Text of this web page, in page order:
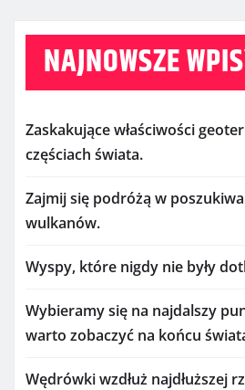
NAJNOWSZE
Zaskakujące właściwości
częściach świata.
Zajmij się podróżą w
wulkanów.
Wyspy, które nigdy nie były
Wybieramy się na najdalszy
warto zobaczyć na końcu
Wędrówki wzdłuż najdłuższej